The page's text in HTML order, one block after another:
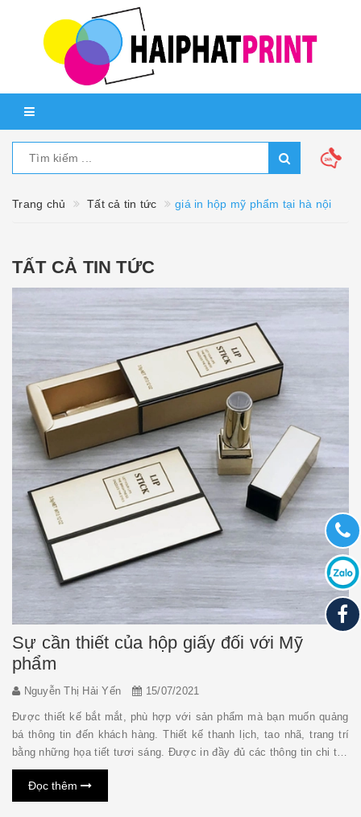
Trang chủ Tất cả tin tức giá in hộp mỹ phẩm tại hà nội
TẤT CẢ TIN TỨC
Sự cần thiết của hộp giấy đối với Mỹ
phẩm
Nguyễn Thị Hải Yến 15/07/2021
Được thiết kế bắt mắt, phù hợp với sản phẩm mà bạn muốn quảng
bá thông tin đến khách hàng. Thiết kế thanh lịch, tao nhã, trang trí
bằng những họa tiết tươi sáng. Được in đầy đủ các thông tin chi tiết
của sản phẩm: công dụng, thành phần, ngày sản xuất, thương hiệu,
Đọc thêm